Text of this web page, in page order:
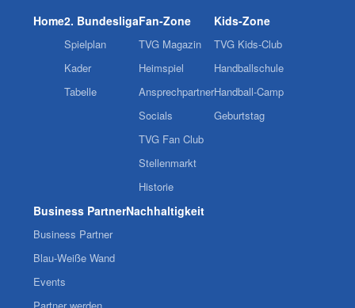
Home2. Bundesliga
Spielplan
Kader
Tabelle
Fan-Zone
TVG Magazin
Heimspiel
Ansprechpartner
Socials
TVG Fan Club
Stellenmarkt
Historie
Kids-Zone
TVG Kids-Club
Handballschule
Handball-Camp
Geburtstag
Business Partner
Business Partner
Blau-Weiße Wand
Events
Nachhaltigkeit